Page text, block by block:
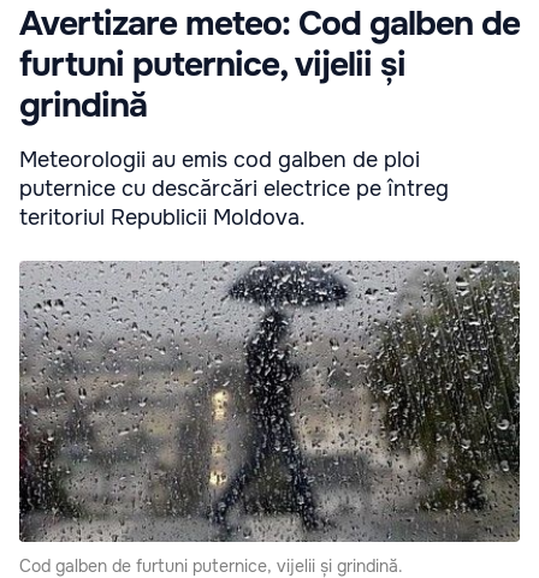
Avertizare meteo: Cod galben de
furtuni puternice, vijelii și
grindină
Meteorologii au emis cod galben de ploi
puternice cu descărcări electrice pe întreg
teritoriul Republicii Moldova.
Cod galben de furtuni puternice, vijelii și grindină.